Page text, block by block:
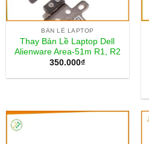
BẢN LỀ LAPTOP
Thay Bản Lề Laptop Dell
Alienware Area-51m R1, R2
350.000₫